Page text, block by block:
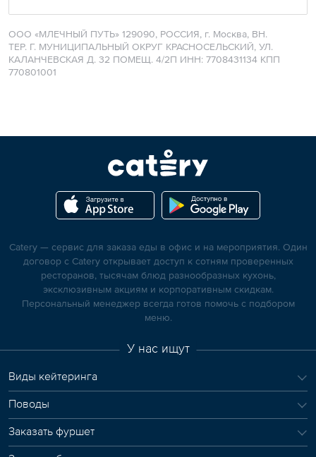
ООО «МЛЕЧНЫЙ ПУТЬ» 129090, РОССИЯ, г. Москва, ВН.
ТЕР. Г. МУНИЦИПАЛЬНЫЙ ОКРУГ КРАСНОСЕЛЬСКИЙ, УЛ.
КАЛАНЧЕВСКАЯ Д. 32 ПОМЕЩ. 4/2П ИНН: 7708431134 КПП
770801001
Catery — сервис для заказа еды в офис и на мероприятия. Один
договор с Catery открывает доступ к сотням проверенных
ресторанов, тысячам блюд разнообразных кухонь,
эксклюзивным акциям и корпоративным скидкам.
Персональный менеджер всегда готов помочь с подбором
меню.
У нас ищут
Виды кейтеринга
Поводы
Заказать фуршет